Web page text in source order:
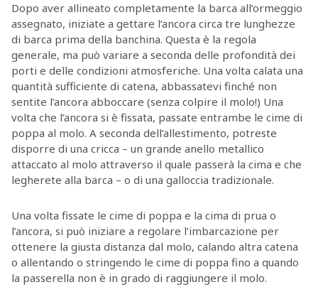
Dopo aver allineato completamente la barca all’ormeggio
assegnato, iniziate a gettare l’ancora circa tre lunghezze
di barca prima della banchina. Questa è la regola
generale, ma può variare a seconda delle profondità dei
porti e delle condizioni atmosferiche. Una volta calata una
quantità sufficiente di catena, abbassatevi finché non
sentite l’ancora abboccare (senza colpire il molo!) Una
volta che l’ancora si è fissata, passate entrambe le cime di
poppa al molo. A seconda dell’allestimento, potreste
disporre di una cricca – un grande anello metallico
attaccato al molo attraverso il quale passerà la cima e che
legherete alla barca – o di una galloccia tradizionale.
Una volta fissate le cime di poppa e la cima di prua o
l’ancora, si può iniziare a regolare l’imbarcazione per
ottenere la giusta distanza dal molo, calando altra catena
o allentando o stringendo le cime di poppa fino a quando
la passerella non è in grado di raggiungere il molo.